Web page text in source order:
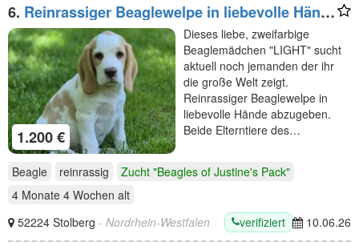
6. Reinrassiger Beaglewelpe in liebevolle Hände
abzugeben
1.200 €
Dieses liebe, zweifarbige
Beaglemädchen "LIGHT" sucht
aktuell noch jemanden der ihr
die große Welt zeigt.
Reinrassiger Beaglewelpe in
liebevolle Hände abzugeben.
Beide Elterntiere des…
Beagle reinrassig
Zucht "Beagles of Justine's Pack"
4 Monate 4 Wochen alt
52224 Stolberg - Nordrhein-Westfalen verifiziert 10.06.26